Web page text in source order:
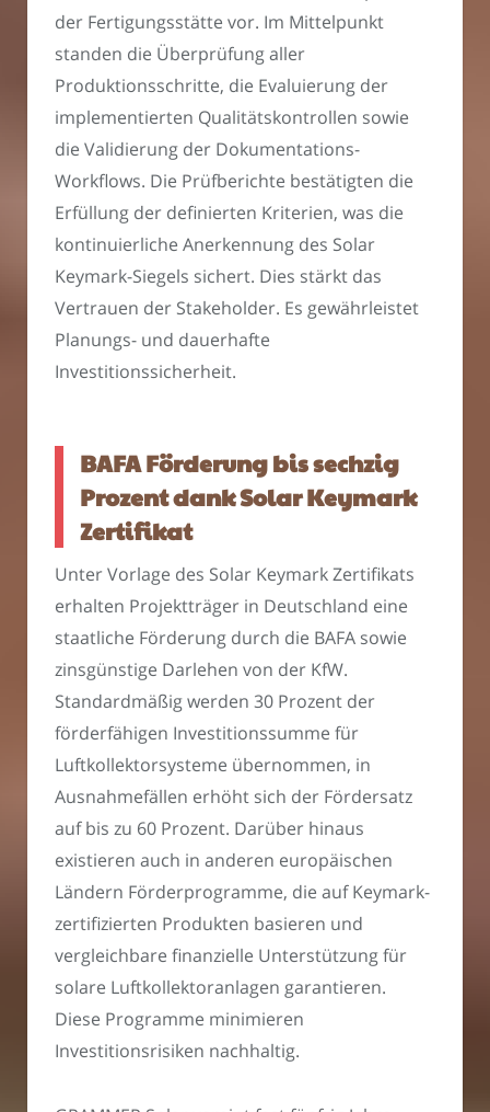
der Fertigungsstätte vor. Im Mittelpunkt
standen die Überprüfung aller
Produktionsschritte, die Evaluierung der
implementierten Qualitätskontrollen sowie
die Validierung der Dokumentations-
Workflows. Die Prüfberichte bestätigten die
Erfüllung der definierten Kriterien, was die
kontinuierliche Anerkennung des Solar
Keymark-Siegels sichert. Dies stärkt das
Vertrauen der Stakeholder. Es gewährleistet
Planungs- und dauerhafte
Investitionssicherheit.
BAFA Förderung bis sechzig
Prozent dank Solar Keymark
Zertifikat
Unter Vorlage des Solar Keymark Zertifikats
erhalten Projektträger in Deutschland eine
staatliche Förderung durch die BAFA sowie
zinsgünstige Darlehen von der KfW.
Standardmäßig werden 30 Prozent der
förderfähigen Investitionssumme für
Luftkollektorsysteme übernommen, in
Ausnahmefällen erhöht sich der Fördersatz
auf bis zu 60 Prozent. Darüber hinaus
existieren auch in anderen europäischen
Ländern Förderprogramme, die auf Keymark-
zertifizierten Produkten basieren und
vergleichbare finanzielle Unterstützung für
solare Luftkollektoranlagen garantieren.
Diese Programme minimieren
Investitionsrisiken nachhaltig.